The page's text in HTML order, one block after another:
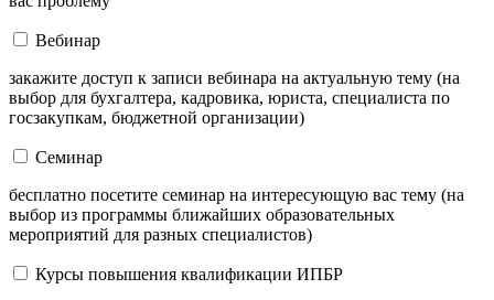
Вебинар
закажите доступ к записи вебинара на актуальную тему (на
выбор для бухгалтера, кадровика, юриста, специалиста по
госзакупкам, бюджетной организации)
Семинар
бесплатно посетите семинар на интересующую вас тему (на
выбор из программы ближайших образовательных
мероприятий для разных специалистов)
Курсы повышения квалификации ИПБР